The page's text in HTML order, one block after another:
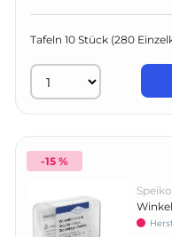
Tafeln 10 Stück (280
-15 %
Speiko